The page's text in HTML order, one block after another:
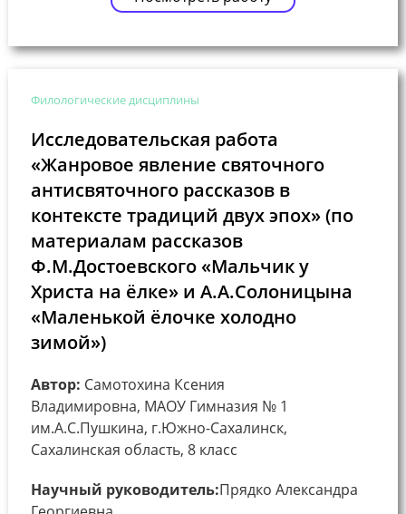
Филологические дисциплины
Исследовательская работа
«Жанровое явление святочного
антисвяточного рассказов в
контексте традиций двух эпох» (по
материалам рассказов
Ф.М.Достоевского «Мальчик у
Христа на ёлке» и А.А.Солоницына
«Маленькой ёлочке холодно
зимой»)
Автор: Самотохина Ксения
Владимировна, МАОУ Гимназия № 1
им.А.С.Пушкина, г.Южно-Сахалинск,
Сахалинская область, 8 класс
Научный руководитель:Прядко Александра